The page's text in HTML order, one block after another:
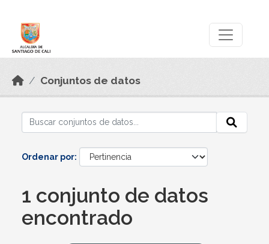
Conjuntos de datos
Ordenar por
1 conjunto de datos
encontrado